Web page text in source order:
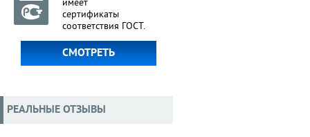
имеет
сертификаты
соответствия ГОСТ.
СМОТРЕТЬ
РЕАЛЬНЫЕ ОТЗЫВЫ